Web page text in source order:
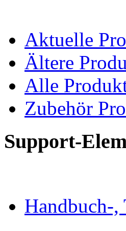
Aktuelle
Ältere
Alle
Zubehör
Support-
Handbuch-